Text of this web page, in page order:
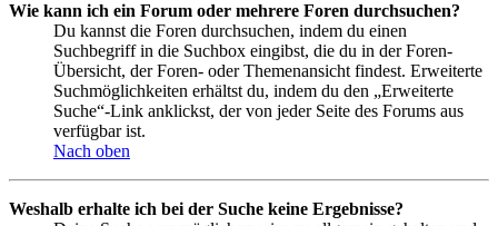
Wie kann ich ein Forum oder mehrere Foren durchsuchen?
Du kannst die Foren durchsuchen, indem du einen
Suchbegriff in die Suchbox eingibst, die du in der Foren-
Übersicht, der Foren- oder Themenansicht findest. Erweiterte
Suchmöglichkeiten erhältst du, indem du den „Erweiterte
Suche“-Link anklickst, der von jeder Seite des Forums aus
verfügbar ist.
Nach oben
Weshalb erhalte ich bei der Suche keine Ergebnisse?